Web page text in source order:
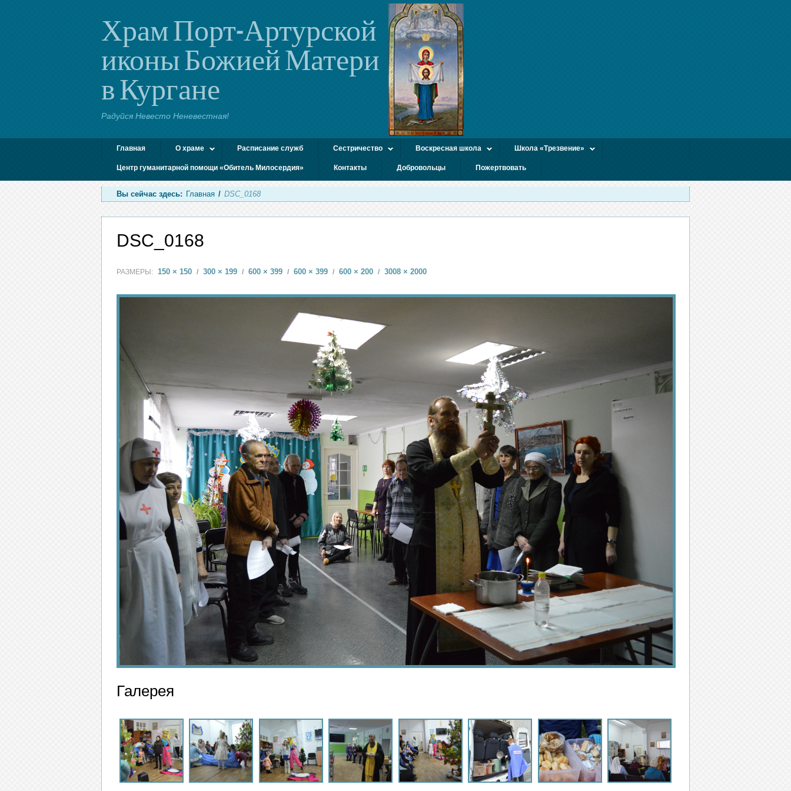
Храм Порт-Артурской
иконы Божией Матери
в Кургане
Радуйся Невесто Неневестная!
Главная О храме Расписание служб Сестричество Воскресная школа Школа «Трезвение»
Центр гуманитарной помощи «Обитель Милосердия» Контакты Добровольцы Пожертвовать
Вы сейчас здесь: Главная / DSC_0168
DSC_0168
РАЗМЕРЫ: 150 × 150 / 300 × 199 / 600 × 399 / 600 × 399 / 600 × 200 / 3008 × 2000
Галерея